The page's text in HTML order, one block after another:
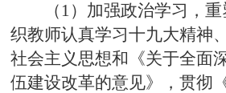
（1）加强政治学习，
织教师认真学习十九大精神
社会主义思想和《关于全面
伍建设改革的意见》，贯彻